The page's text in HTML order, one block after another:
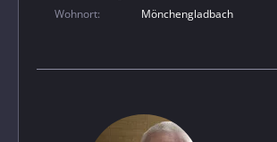
Wohnort
Mönchengladbach